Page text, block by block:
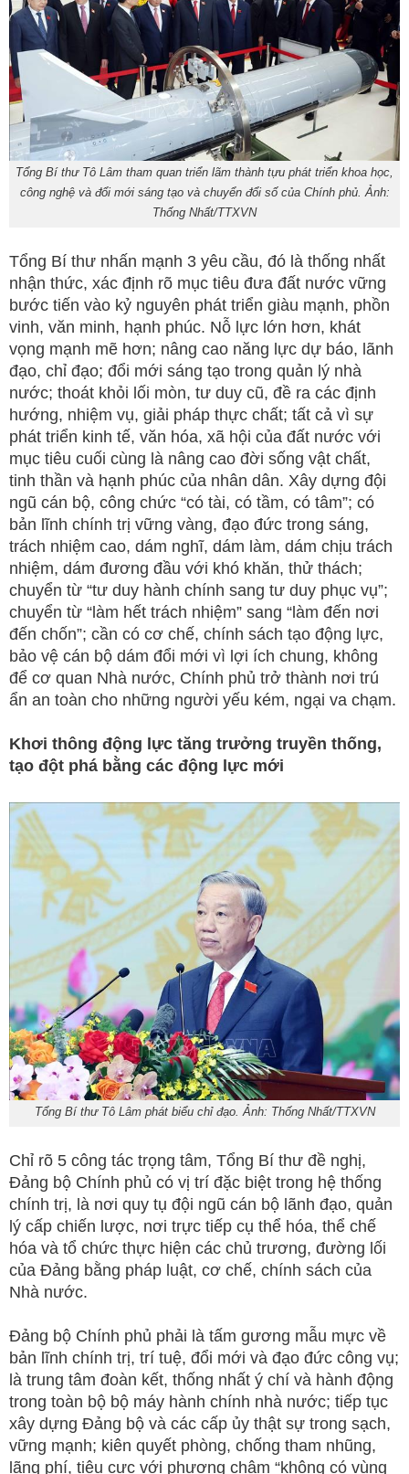
Tổng Bí thư Tô Lâm tham quan triển lãm thành tựu phát triển khoa học,
công nghệ và đổi mới sáng tạo và chuyển đổi số của Chính phủ. Ảnh:
Thống Nhất/TTXVN
Tổng Bí thư nhấn mạnh 3 yêu cầu, đó là thống nhất
nhận thức, xác định rõ mục tiêu đưa đất nước vững
bước tiến vào kỷ nguyên phát triển giàu mạnh, phồn
vinh, văn minh, hạnh phúc. Nỗ lực lớn hơn, khát
vọng mạnh mẽ hơn; nâng cao năng lực dự báo, lãnh
đạo, chỉ đạo; đổi mới sáng tạo trong quản lý nhà
nước; thoát khỏi lối mòn, tư duy cũ, đề ra các định
hướng, nhiệm vụ, giải pháp thực chất; tất cả vì sự
phát triển kinh tế, văn hóa, xã hội của đất nước với
mục tiêu cuối cùng là nâng cao đời sống vật chất,
tinh thần và hạnh phúc của nhân dân. Xây dựng đội
ngũ cán bộ, công chức “có tài, có tầm, có tâm”; có
bản lĩnh chính trị vững vàng, đạo đức trong sáng,
trách nhiệm cao, dám nghĩ, dám làm, dám chịu trách
nhiệm, dám đương đầu với khó khăn, thử thách;
chuyển từ “tư duy hành chính sang tư duy phục vụ”;
chuyển từ “làm hết trách nhiệm” sang “làm đến nơi
đến chốn”; cần có cơ chế, chính sách tạo động lực,
bảo vệ cán bộ dám đổi mới vì lợi ích chung, không
để cơ quan Nhà nước, Chính phủ trở thành nơi trú
ẩn an toàn cho những người yếu kém, ngại va chạm.
Khơi thông động lực tăng trưởng truyền thống,
tạo đột phá bằng các động lực mới
Tổng Bí thư Tô Lâm phát biểu chỉ đạo. Ảnh: Thống Nhất/TTXVN
Chỉ rõ 5 công tác trọng tâm, Tổng Bí thư đề nghị,
Đảng bộ Chính phủ có vị trí đặc biệt trong hệ thống
chính trị, là nơi quy tụ đội ngũ cán bộ lãnh đạo, quản
lý cấp chiến lược, nơi trực tiếp cụ thể hóa, thể chế
hóa và tổ chức thực hiện các chủ trương, đường lối
của Đảng bằng pháp luật, cơ chế, chính sách của
Nhà nước.
Đảng bộ Chính phủ phải là tấm gương mẫu mực về
bản lĩnh chính trị, trí tuệ, đổi mới và đạo đức công vụ;
là trung tâm đoàn kết, thống nhất ý chí và hành động
trong toàn bộ bộ máy hành chính nhà nước; tiếp tục
xây dựng Đảng bộ và các cấp ủy thật sự trong sạch,
vững mạnh; kiên quyết phòng, chống tham nhũng,
lãng phí, tiêu cực với phương châm “không có vùng